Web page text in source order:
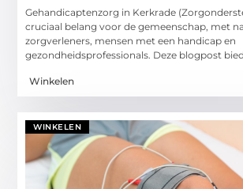
Gehandicaptenzorg in Kerkrade
cruciaal belang voor de gemeenschap, met
zorgverleners, mensen met een handicap en
gezondheidsprofessionals. Deze blogpost
Winkelen
WINKELEN